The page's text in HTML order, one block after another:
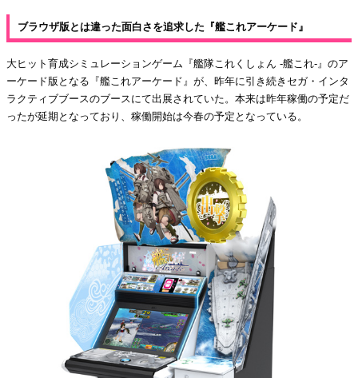
ブラウザ版とは違った面白さを追求した『艦これアーケード』
大ヒット育成シミュレーションゲーム『艦隊これくしょん -艦これ-』のア
ーケード版となる『艦これアーケード』が、昨年に引き続きセガ・インタ
ラクティブブースのブースにて出展されていた。本来は昨年稼働の予定だ
ったが延期となっており、稼働開始は今春の予定となっている。